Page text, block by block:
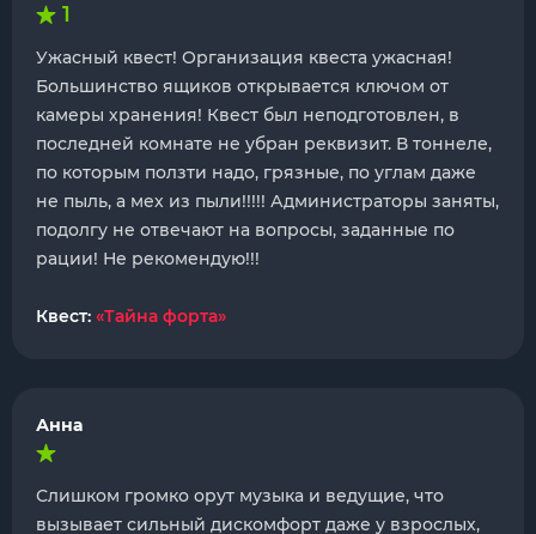
1
Ужасный квест! Организация квеста ужасная!
Большинство ящиков открывается ключом от
камеры хранения! Квест был неподготовлен, в
последней комнате не убран реквизит. В тоннеле,
по которым ползти надо, грязные, по углам даже
не пыль, а мех из пыли!!!!! Администраторы заняты,
подолгу не отвечают на вопросы, заданные по
рации! Не рекомендую!!!
Квест: «Тайна форта»
Анна
Слишком громко орут музыка и ведущие, что
вызывает сильный дискомфорт даже у взрослых,